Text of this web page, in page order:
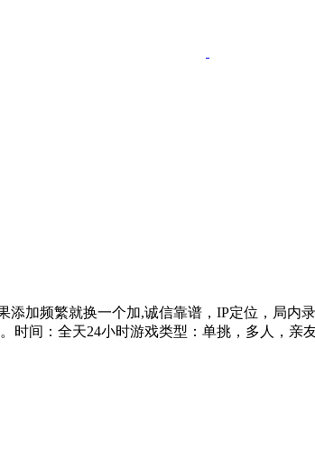
加频繁就换一个加,诚信靠谱，IP定位，局内
时间：全天24小时游戏类型：单挑，多人，亲